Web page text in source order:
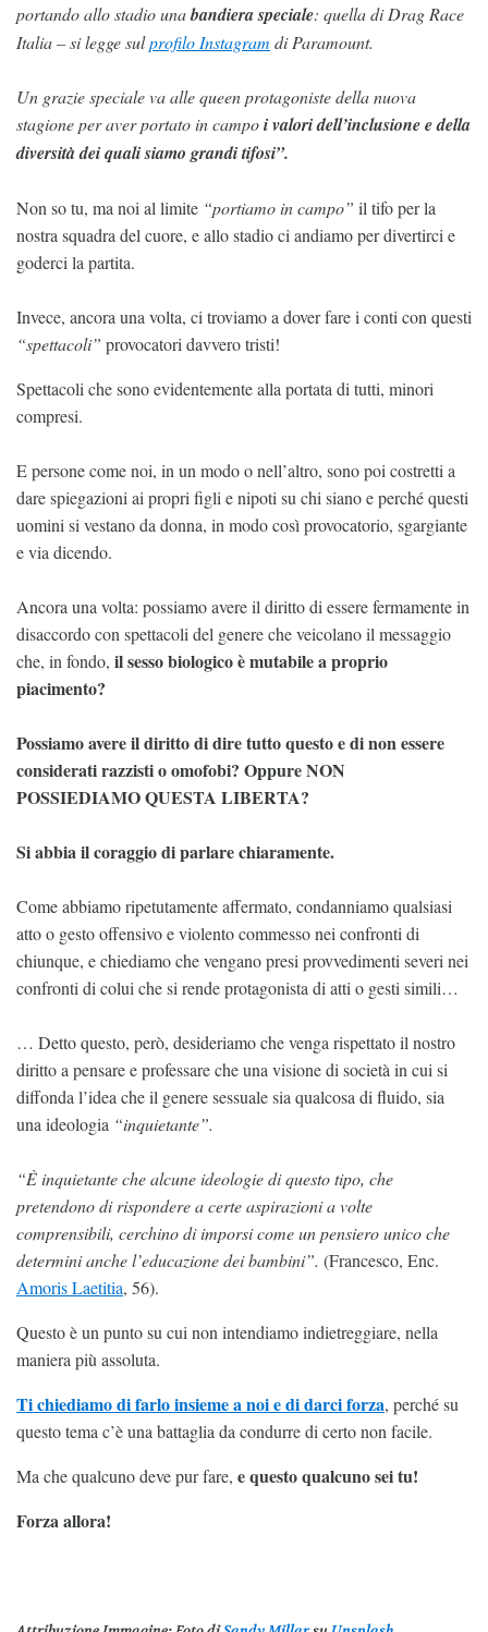
portando allo stadio unabandiera speciale: quella di Drag Race
Italia – si legge sulprofilo Instagram di Paramount.
Un grazie speciale va alle queen protagoniste della nuova
stagione per aver portato in campoi valori dell’inclusione e della
diversità dei quali siamo grandi tifosi”.
Non so tu, ma noi al limite “portiamo in campo” il tifo per la
nostra squadra del cuore, e allo stadio ci andiamo per divertirci e
goderci la partita.
Invece, ancora una volta, ci troviamo a dover fare i conti con questi
“spettacoli” provocatori davvero tristi!
Spettacoli che sono evidentemente alla portata di tutti, minori
compresi.
E persone come noi, in un modo o nell’altro, sono poi costretti a
dare spiegazioni ai propri figli e nipoti su chi siano e perché questi
uomini si vestano da donna, in modo così provocatorio, sgargiante
e via dicendo.
Ancora una volta: possiamo avere il diritto di essere fermamente in
disaccordo con spettacoli del genere che veicolano il messaggio
che, in fondo, il sesso biologico è mutabile a proprio
piacimento?
Possiamo avere il diritto di dire tutto questo e di non essere
considerati razzisti o omofobi? Oppure NON
POSSIEDIAMO QUESTA LIBERTA?
Si abbia il coraggio di parlare chiaramente.
Come abbiamo ripetutamente affermato, condanniamo qualsiasi
atto o gesto offensivo e violento commesso nei confronti di
chiunque, e chiediamo che vengano presi provvedimenti severi nei
confronti di colui che si rende protagonista di atti o gesti simili…
… Detto questo, però, desideriamo che venga rispettato il nostro
diritto a pensare e professare che una visione di società in cui si
diffonda l’idea che il genere sessuale sia qualcosa di fluido, sia
una ideologia “inquietante”.
“È inquietante che alcune ideologie di questo tipo, che
pretendono di rispondere a certe aspirazioni a volte
comprensibili, cerchino di imporsi come un pensiero unico che
determini anche l’educazione dei bambini”. (Francesco, Enc.
Amoris Laetitia, 56).
Questo è un punto su cui non intendiamo indietreggiare, nella
maniera più assoluta.
Ti chiediamo di farlo insieme a noi e di darci forza, perché su
questo tema c’è una battaglia da condurre di certo non facile.
Ma che qualcuno deve pur fare, e questo qualcuno sei tu!
Forza allora!